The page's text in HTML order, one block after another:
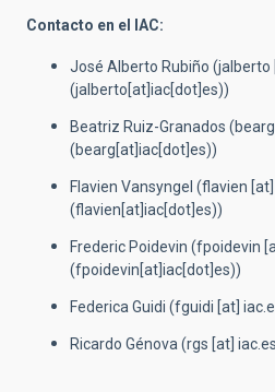
Contacto en el IAC:
José Alberto Rubiño (jalberto
(jalberto[at]iac[dot]es))
Beatriz Ruiz-Granados (bearg
(bearg[at]iac[dot]es))
Flavien Vansyngel (flavien [at]
(flavien[at]iac[dot]es))
Frederic Poidevin (fpoidevin
(fpoidevin[at]iac[dot]es))
Federica Guidi (fguidi [at]
Ricardo Génova (rgs [at] iac.es